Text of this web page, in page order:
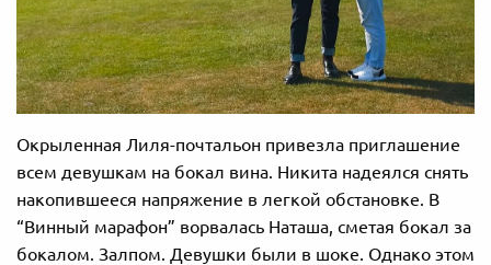
Окрыленная Лиля-почтальон привезла приглашение
всем девушкам на бокал вина. Никита надеялся снять
накопившееся напряжение в легкой обстановке. В
“Винный марафон” ворвалась Наташа, сметая бокал за
бокалом. Залпом. Девушки были в шоке. Однако этом